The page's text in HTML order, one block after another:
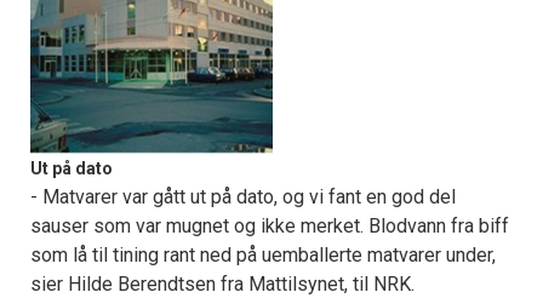
Ut på dato
- Matvarer var gått ut på dato, og vi fant en god del
sauser som var mugnet og ikke merket. Blodvann fra biff
som lå til tining rant ned på uemballerte matvarer under,
sier Hilde Berendtsen fra Mattilsynet, til NRK.